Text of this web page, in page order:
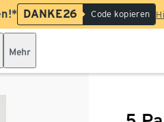
DANKE26 Code kopieren
Mehr